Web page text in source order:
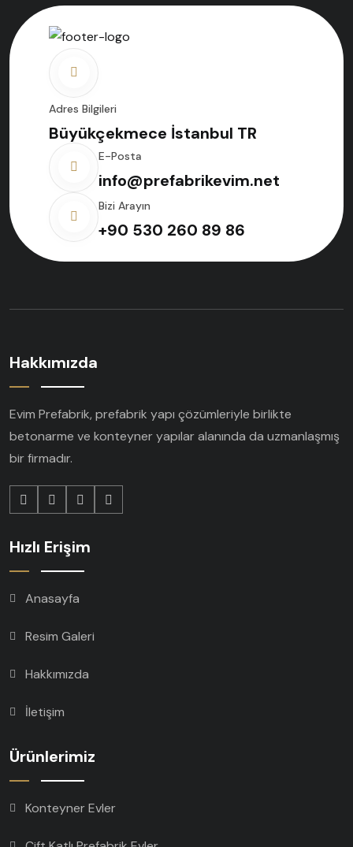
Adres Bilgileri
Büyükçekmece İstanbul TR
E-Posta
info@prefabrikevim.net
Bizi Arayın
+90 530 260 89 86
Hakkımızda
Evim Prefabrik, prefabrik yapı çözümleriyle birlikte
betonarme ve konteyner yapılar alanında da uzmanlaşmış
bir firmadır.
Hızlı Erişim
Anasayfa
Resim Galeri
Hakkımızda
İletişim
Ürünlerimiz
Konteyner Evler